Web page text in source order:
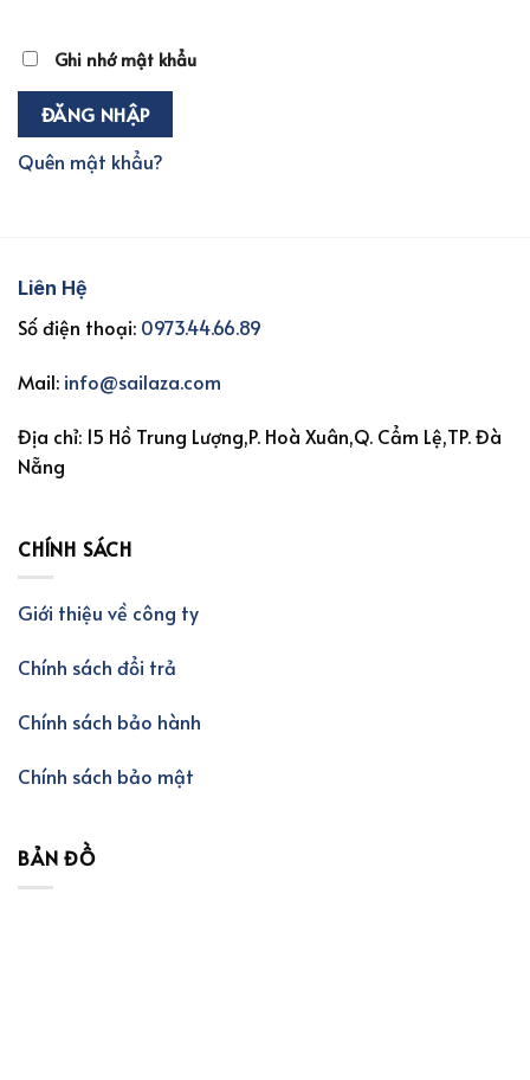
Ghi nhớ mật khẩu
ĐĂNG NHẬP
Quên mật khẩu?
Liên Hệ
Số điện thoại: 0973.44.66.89
Mail: info@sailaza.com
Địa chỉ: 15 Hồ Trung Lượng,P. Hoà Xuân,Q. Cẩm Lệ,TP. Đà
Nẵng
CHÍNH SÁCH
Giới thiệu về công ty
Chính sách đổi trả
Chính sách bảo hành
Chính sách bảo mật
BẢN ĐỒ